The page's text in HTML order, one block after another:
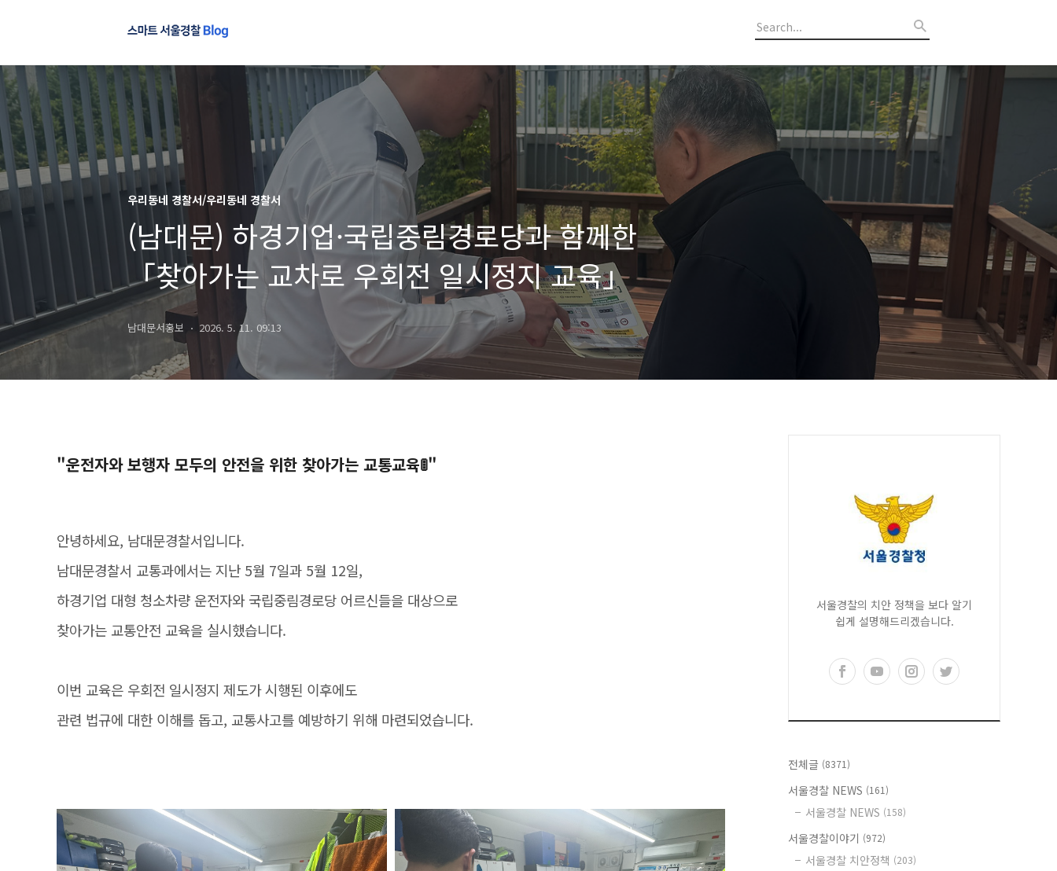
우리동네 경찰서/우리동네 경찰서
(남대문) 하경기업·국립중림경로당과 함께한
「찾아가는 교차로 우회전 일시정지 교육」
남대문서홍보 2026. 5. 11. 09:13
"운전자와 보행자 모두의 안전을 위한 찾아가는 교통교육🚦"
안녕하세요, 남대문경찰서입니다.
남대문경찰서 교통과에서는 지난 5월 7일과 5월 12일,
하경기업 대형 청소차량 운전자와 국립중림경로당 어르신들을 대상으로
찾아가는 교통안전 교육을 실시했습니다.
이번 교육은 우회전 일시정지 제도가 시행된 이후에도
관련 법규에 대한 이해를 돕고, 교통사고를 예방하기 위해 마련되었습니다.
서울경찰의 치안 정책을 보다 알기
쉽게 설명해드리겠습니다.
전체글 (8371)
서울경찰 NEWS (161)
서울경찰 NEWS (158)
서울경찰이야기 (972)
서울경찰 치안정책 (203)